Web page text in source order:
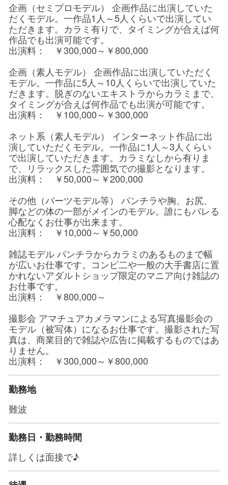
企画（セミプロモデル） 企画作品に出演していた
だくモデル。一作品1人～5人くらいで出演してい
ただきます。カラミ有りで、タイミングが合えば何
作品でも出演可能です。
出演料： ￥300,000～￥800,000
企画（素人モデル） 企画作品に出演していただく
モデル。一作品に5人～10人くらいで出演していた
だきます。脱ぎのないエキストラからカラミまで、
タイミングが合えば何作品でも出演が可能です。
出演料： ￥100,000～￥300,000
ネット系（素人モデル） インターネット作品に出
演していただくモデル。一作品に1人～3人くらい
で出演していただきます。カラミなしから有りま
で、リラックスした雰囲気での撮影となります。
出演料： ￥50,000～￥200,000
その他（パーツモデル等） パンチラや胸、お尻、
脚などの体の一部がメインのモデル。誰にもバレる
心配なくお仕事が出来ます。
出演料： ￥10,000～￥50,000
雑誌モデル パンチラからカラミのあるものまで幅
が広いお仕事です。コンビ二や一般の大手書店に置
かれないアダルトショップ限定のマニア向け雑誌の
お仕事です。
出演料： ￥800,000～
撮影会 アマチュアカメラマンによる写真撮影会の
モデル（被写体）になるお仕事です。撮影された写
真は、商業目的で雑誌や広告に掲載するものではあ
りません。
出演料： ￥300,000～￥800,000
勤務地
難波
勤務日・勤務時間
詳しくは面接で♪